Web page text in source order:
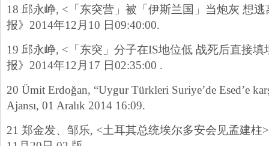
18 邱永峥, <「东突营」被「伊斯兰国」当炮灰 想
报》2014年12月10 日09:40:00.
19 邱永峥, <「东突」分子在IS地位低 战死后直接
报》2014年12月17 日02:35:00 .
20 Ümit Erdoğan, “Uygur Türkleri Suriye’de Esed’e
Ajansı, 01 Aralık 2014 16:09.
21 郑金发、邹乐, <土耳其总统埃尔多安会见孟建柱